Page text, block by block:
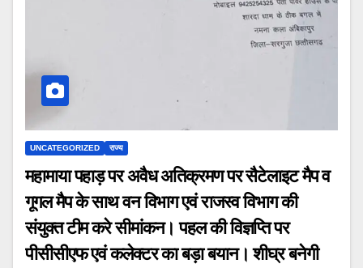
UNCATEGORIZED राज्य
महामाया पहाड़ पर अवैध अतिक्रमण पर सैटेलाइट मैप व
गूगल मैप के साथ वन विभाग एवं राजस्व विभाग की
संयुक्त टीम करे सीमांकन। पहल की विज्ञप्ति पर
पीसीसीएफ एवं कलेक्टर का बड़ा बयान। शीघ्र बनेगी